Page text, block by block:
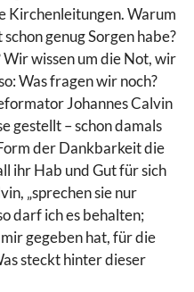
Kirchenleitungen. Warum
genug Sorgen habe?
wissen um die Not, wir
Was fragen wir noch?
Johannes Calvin
gestellt – schon damals
der Dankbarkeit die
ihr Hab und Gut für sich
„sprechen sie nur
darf ich es behalten;
gegeben hat, für die
steckt hinter dieser